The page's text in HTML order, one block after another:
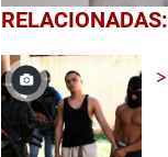
0
of
minute,
19
secondsVolume
0%
RELACIONADAS: